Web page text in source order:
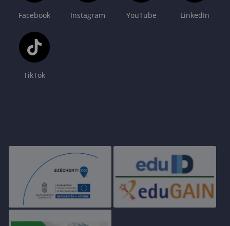
Facebook Instagram YouTube LinkedIn
TikTok